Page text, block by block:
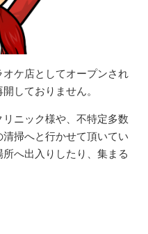
ケ店としてオープンされ
しておりません。
ニック様や、不特定多数
掃へと行かせて頂いてい
へ出入りしたり、集まる